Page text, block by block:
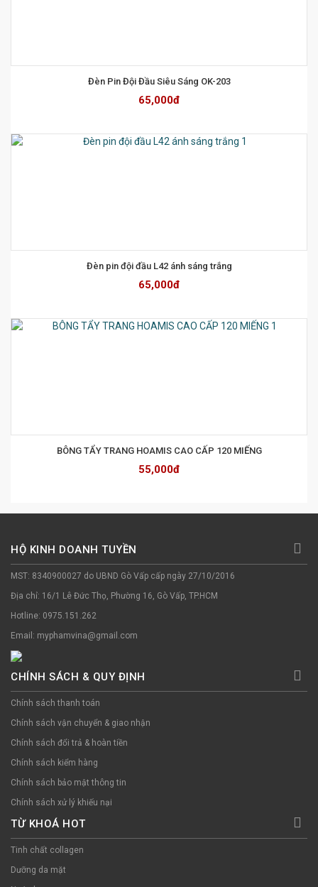
Đèn Pin Đội Đầu Siêu Sáng OK-203
65,000đ
Đèn pin đội đầu L42 ánh sáng trắng
65,000đ
BÔNG TẨY TRANG HOAMIS CAO CẤP 120 MIẾNG
55,000đ
HỘ KINH DOANH TUYỀN
MST: 8340900027 do UBND Gò Vấp cấp ngày 27/10/2016
Địa chỉ: 16/1 Lê Đức Thọ, Phường 16, Gò Vấp, TP.HCM
Hotline: 0975.151.262
Email: myphamvina@gmail.com
CHÍNH SÁCH & QUY ĐỊNH
Chính sách thanh toán
Chính sách vận chuyển & giao nhận
Chính sách đổi trả & hoàn tiền
Chính sách kiểm hàng
Chính sách bảo mật thông tin
Chính sách xử lý khiếu nại
TỪ KHOÁ HOT
Tinh chất collagen
Dưỡng da mặt